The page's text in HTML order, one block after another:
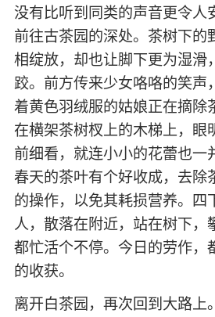
没有比听到同类的声音更令人
前往古茶园的深处。茶树下的
相绽放，却也让脚下更为湿滑
跤。前方传来少女咯咯的笑声
着黄色羽绒服的姑娘正在摘除
在横架茶树杈上的木梯上，眼
前细看，就连小小的花蕾也一
春天的茶叶有个好收成，去除
的操作，以免其耗损营养。四
人，散落在附近，站在树下，
都忙活个不停。今日的劳作，
的收获。
离开白茶园，再次回到大路上